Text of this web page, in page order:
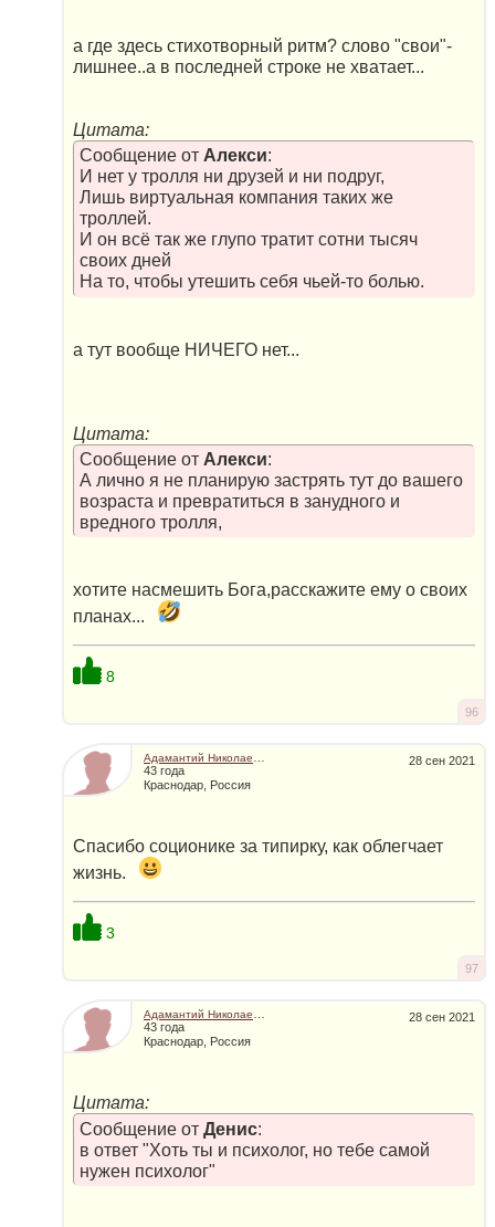
а где здесь стихотворный ритм? слово "свои"-
лишнее..а в последней строке не хватает...
Цитата:
Сообщение от Алекси:
И нет у тролля ни друзей и ни подруг,
Лишь виртуальная компания таких же
троллей.
И он всё так же глупо тратит сотни тысяч
своих дней
На то, чтобы утешить себя чьей-то болью.
а тут вообще НИЧЕГО нет...
Цитата:
Сообщение от Алекси:
А лично я не планирую застрять тут до вашего
возраста и превратиться в занудного и
вредного тролля,
хотите насмешить Бога,расскажите ему о своих
планах...
8
96
28 сен 2021
43 года
Краснодар, Россия
Спасибо соционике за типирку, как облегчает
жизнь.
3
97
28 сен 2021
43 года
Краснодар, Россия
Цитата:
Сообщение от Денис:
в ответ "Хоть ты и психолог, но тебе самой
нужен психолог"